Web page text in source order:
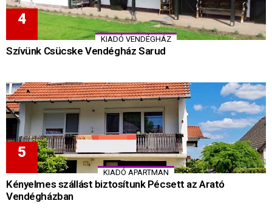
KIADÓ VENDÉGHÁZ
Szívünk Csücske Vendégház Sarud
KIADÓ APARTMAN
Kényelmes szállást biztosítunk Pécsett az Arató
Vendégházban